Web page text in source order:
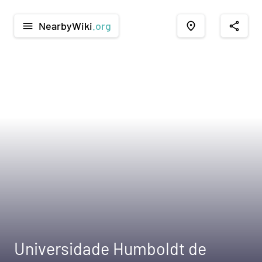
menu NearbyWiki .org place share
Universidade Humboldt de